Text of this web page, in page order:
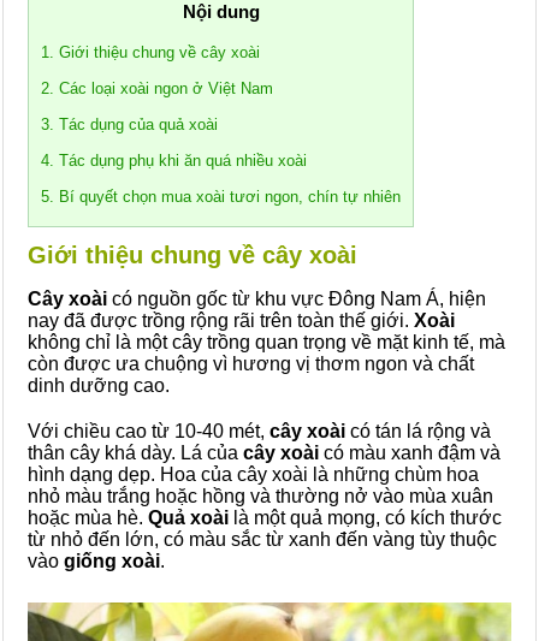
Nội dung
1. Giới thiệu chung về cây xoài
2. Các loại xoài ngon ở Việt Nam
3. Tác dụng của quả xoài
4. Tác dụng phụ khi ăn quá nhiều xoài
5. Bí quyết chọn mua xoài tươi ngon, chín tự nhiên
Giới thiệu chung về cây xoài
Cây xoài có nguồn gốc từ khu vực Đông Nam Á, hiện
nay đã được trồng rộng rãi trên toàn thế giới. Xoài
không chỉ là một cây trồng quan trọng về mặt kinh tế, mà
còn được ưa chuộng vì hương vị thơm ngon và chất
dinh dưỡng cao.
Với chiều cao từ 10-40 mét, cây xoài có tán lá rộng và
thân cây khá dày. Lá của cây xoài có màu xanh đậm và
hình dạng dẹp. Hoa của cây xoài là những chùm hoa
nhỏ màu trắng hoặc hồng và thường nở vào mùa xuân
hoặc mùa hè. Quả xoài là một quả mọng, có kích thước
từ nhỏ đến lớn, có màu sắc từ xanh đến vàng tùy thuộc
vào giống xoài.